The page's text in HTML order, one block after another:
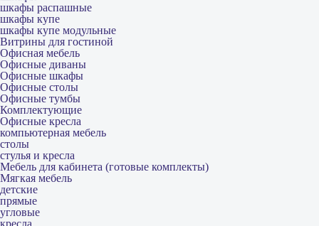
шкафы распашные
шкафы купе
шкафы купе модульные
Витрины для гостиной
Офисная мебель
Офисные диваны
Офисные шкафы
Офисные столы
Офисные тумбы
Комплектующие
Офисные кресла
компьютерная мебель
столы
стулья и кресла
Мебель для кабинета (готовые комплекты)
Мягкая мебель
детские
прямые
угловые
кресла